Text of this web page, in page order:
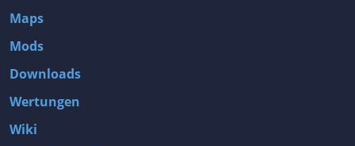
Maps
Mods
Downloads
Wertungen
Wiki